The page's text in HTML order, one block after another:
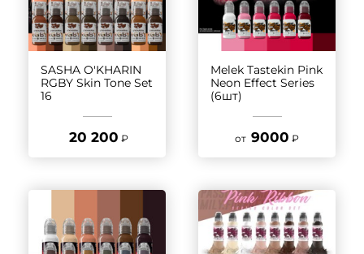
SASHA O'KHARIN
RGBY Skin Tone Set
16
20 200 ₽
Melek Tastekin Pink
Neon Effect Series
(6шт)
от 9000 ₽